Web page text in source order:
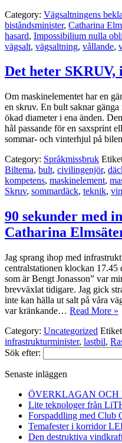
Category: Vägsaltningens
biståndsminister, Catharina
hasard, Impossibilium nulla
vägsalt, vägsaltning, vållande,
Det heter SKRUV,
Om maskinelementet har en
en skruv. En bult saknar
ökad diameter i ena änden.
hål passande för en saxsprint
sommar- och vinterhjul på
Category: Språkmissbruk
Biltema, bult, civilingenjör,
kompetens, maskinelement,
Skruv, sommardäck, teknik,
90 sekunder med
Catharina
Jag sprang ihop med
centralstationen klockan
som är Bengt Jonasson” var
brevväxlat tidigare. Jag gick
inte kan hälla ut salt på våra
var kränkande… Read More »
Category: Uncategorized
infrastrukturminister, lastbil,
Sök efter:
Senaste inläggen
ÖVERKLAGAN OCH
Lite teknologer från
Forspaddling med Club
Temafester i korridor
Den destruktiva